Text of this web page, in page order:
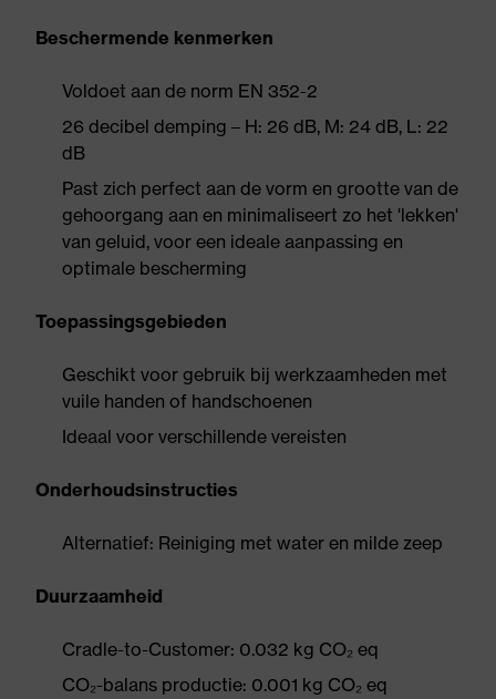
Beschermende kenmerken
Voldoet aan de norm EN 352-2
26 decibel demping – H: 26 dB, M: 24 dB, L: 22
dB
Past zich perfect aan de vorm en grootte van de
gehoorgang aan en minimaliseert zo het 'lekken'
van geluid, voor een ideale aanpassing en
optimale bescherming
Toepassingsgebieden
Geschikt voor gebruik bij werkzaamheden met
vuile handen of handschoenen
Ideaal voor verschillende vereisten
Onderhoudsinstructies
Alternatief: Reiniging met water en milde zeep
Duurzaamheid
Cradle-to-Customer: 0.032 kg CO₂ eq
CO₂-balans productie: 0.001 kg CO₂ eq